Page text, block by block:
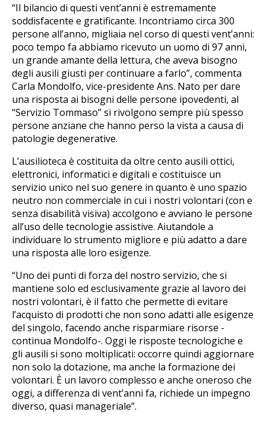
“Il bilancio di questi vent’anni è estremamente
soddisfacente e gratificante. Incontriamo circa 300
persone all’anno, migliaia nel corso di questi vent’anni:
poco tempo fa abbiamo ricevuto un uomo di 97 anni,
un grande amante della lettura, che aveva bisogno
degli ausili giusti per continuare a farlo”, commenta
Carla Mondolfo, vice-presidente Ans. Nato per dare
una risposta ai bisogni delle persone ipovedenti, al
“Servizio Tommaso” si rivolgono sempre più spesso
persone anziane che hanno perso la vista a causa di
patologie degenerative.
L’ausilioteca è costituita da oltre cento ausili ottici,
elettronici, informatici e digitali e costituisce un
servizio unico nel suo genere in quanto è uno spazio
neutro non commerciale in cui i nostri volontari (con e
senza disabilità visiva) accolgono e avviano le persone
all’uso delle tecnologie assistive. Aiutandole a
individuare lo strumento migliore e più adatto a dare
una risposta alle loro esigenze.
“Uno dei punti di forza del nostro servizio, che si
mantiene solo ed esclusivamente grazie al lavoro dei
nostri volontari, è il fatto che permette di evitare
l’acquisto di prodotti che non sono adatti alle esigenze
del singolo, facendo anche risparmiare risorse -
continua Mondolfo-. Oggi le risposte tecnologiche e
gli ausili si sono moltiplicati: occorre quindi aggiornare
non solo la dotazione, ma anche la formazione dei
volontari. È un lavoro complesso e anche oneroso che
oggi, a differenza di vent’anni fa, richiede un impegno
diverso, quasi manageriale”.